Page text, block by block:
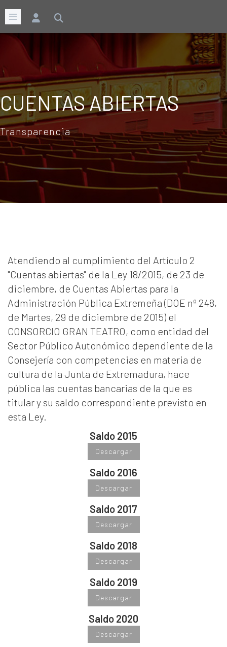
CUENTAS ABIERTAS
Transparencia
Atendiendo al cumplimiento del Artículo 2
"Cuentas abiertas" de la Ley 18/2015, de 23 de
diciembre, de Cuentas Abiertas para la
Administración Pública Extremeña (DOE nº 248,
de Martes, 29 de diciembre de 2015) el
CONSORCIO GRAN TEATRO, como entidad del
Sector Público Autonómico dependiente de la
Consejería con competencias en materia de
cultura de la Junta de Extremadura, hace
pública las cuentas bancarias de la que es
titular y su saldo correspondiente previsto en
esta Ley.
Saldo 2015
Descargar
Saldo 2016
Descargar
Saldo 2017
Descargar
Saldo 2018
Descargar
Saldo 2019
Descargar
Saldo 2020
Descargar